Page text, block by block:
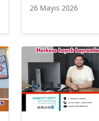
26 Mayıs 2026